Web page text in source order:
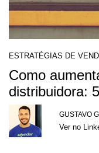
ESTRATÉGIAS DE
Como
distribuidora:
GUSTAVO
Ver no